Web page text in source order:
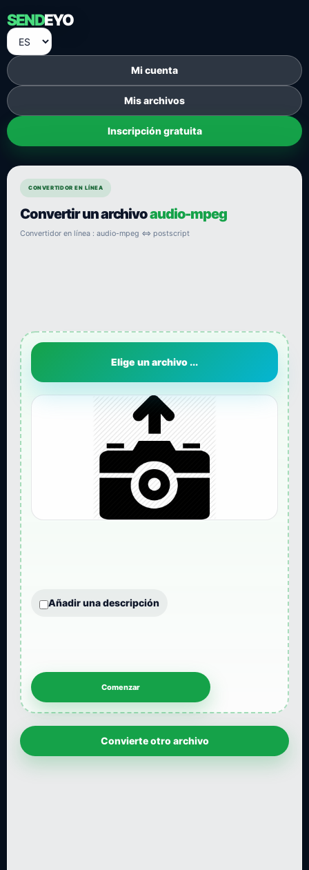
SENDEYO
Mi cuenta
Mis archivos
Inscripción gratuita
CONVERTIDOR EN LÍNEA
Convertir un archivoaudio-mpeg
Convertidor en línea : audio-mpeg ⇔ postscript
Elige un archivo ...
Añadir una descripción
Convierte otro archivo